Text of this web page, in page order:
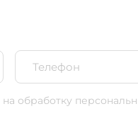
на обработку